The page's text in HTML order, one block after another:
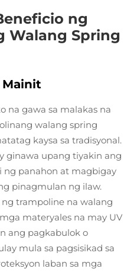
ng
Walang Spring
Mainit
na gawa sa malakas na
walang spring
kaysa sa tradisyonal.
ginawa upang tiyakin ang
ng panahon at magbigay
pinagmulan ng ilaw.
trampoline na walang
materyales na may UV
ang pagkabulok o
mula sa pagsisikad sa
laban sa mga